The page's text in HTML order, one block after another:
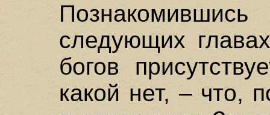
следующих
богов
какой нет, – что,